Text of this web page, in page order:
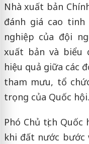
Nhà xuất bản
đánh giá cao
nghiệp của đội
xuất bản và biểu
hiệu quả giữa các
tham mưu, tổ
trọng của Quốc hội.
Phó Chủ tịch
khi đất nước bước